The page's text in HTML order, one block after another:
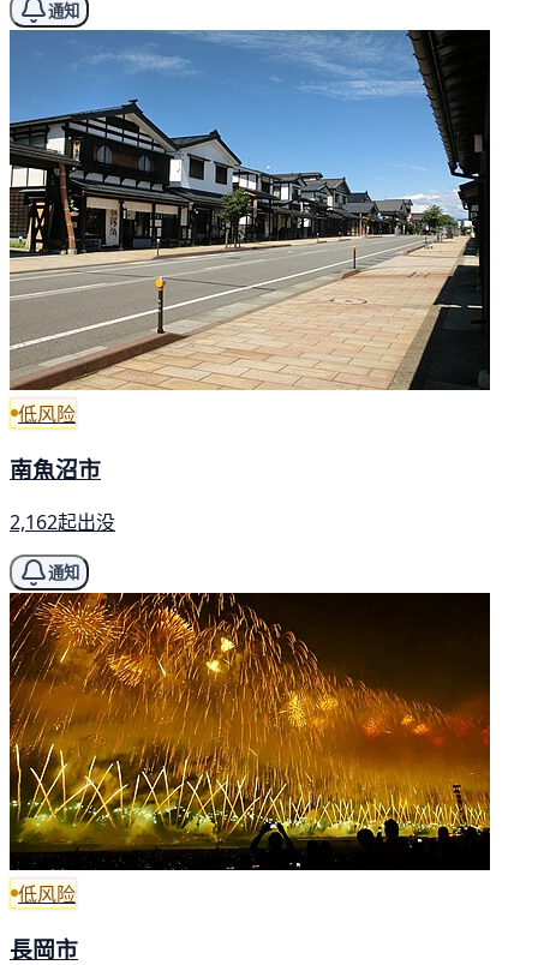
通知
低风险
南魚沼市
2,162起出没
通知
低风险
長岡市